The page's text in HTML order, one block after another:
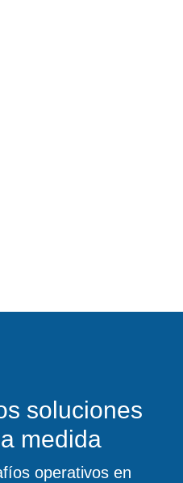
soluciones
medida
operativos en